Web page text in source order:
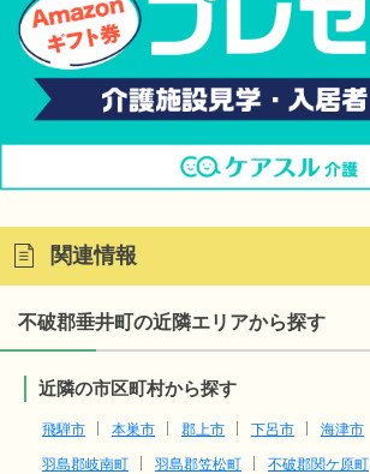
関連情報
不破郡垂井町の近隣エリアから探す
近隣の市区町村から探す
飛騨市 本巣市 郡上市 下呂市
海津市
羽島郡岐南町
羽島郡笠松町
不破郡関ケ原町